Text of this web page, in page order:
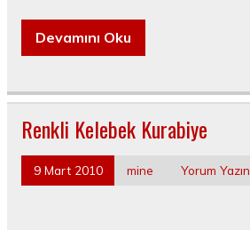
Devamını Oku
Renkli Kelebek Kurabiye
9 Mart 2010 mine Yorum Yazın